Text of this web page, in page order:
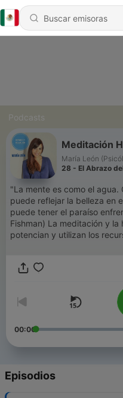
Podcasts
Meditación
María León
28 - El Abrazo
"La mente es como el
puede reflejar la belleza en
puede tener el paraíso
Fishman) La meditación y
potencian y utilizan los
forma más rápida y eficaz
tu capacidad de
00:00
Episodios